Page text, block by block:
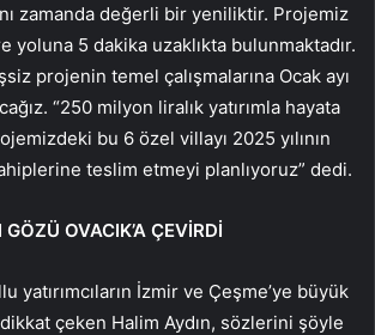
zamanda değerli bir yeniliktir. Projemiz
yoluna 5 dakika uzaklıkta bulunmaktadır.
projenin temel çalışmalarına Ocak ayı
“250 milyon liralık yatırımla hayata
bu 6 özel villayı 2025 yılının
teslim etmeyi planlıyoruz” dedi.
OVACIK’A ÇEVİRDİ
yatırımcıların İzmir ve Çeşme’ye büyük
çeken Halim Aydın, sözlerini şöyle